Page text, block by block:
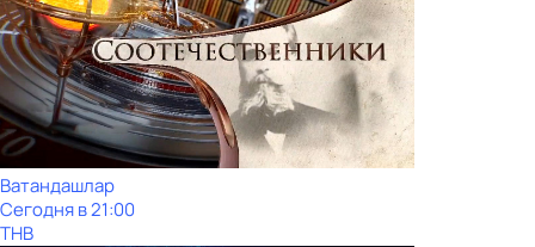
Ватандашлар
Сегодня в 21:00
ТНВ